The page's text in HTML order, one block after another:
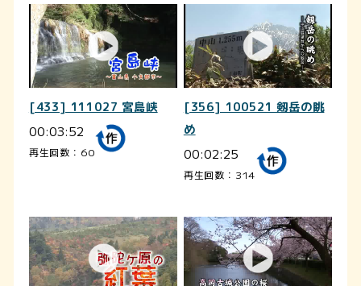
[433] 111027 宮島峡
00:03:52
再生回数：60
[356] 100521 剱岳の眺
め
00:02:25
再生回数：314